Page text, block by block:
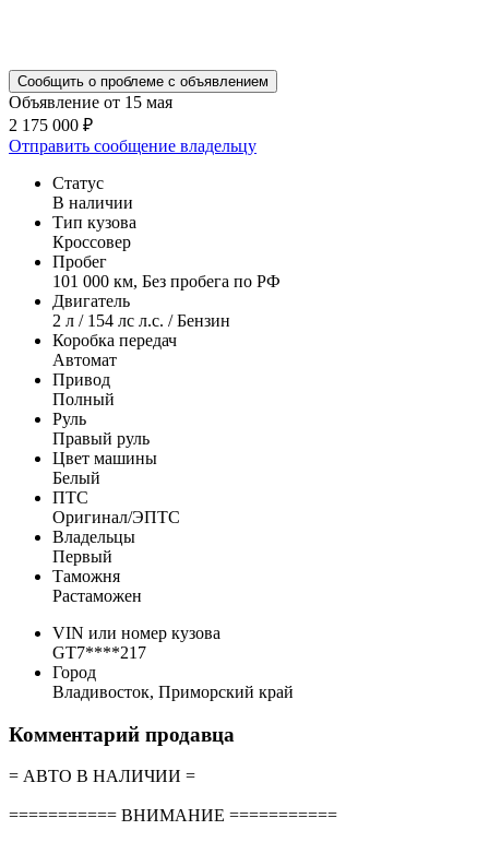
Сообщить о проблеме с объявлением
Объявление от 15 мая
2 175 000 ₽
Отправить сообщение владельцу
Статус
В наличии
Тип кузова
Кроссовер
Пробег
101 000 км, Без пробега по РФ
Двигатель
2 л / 154 лс л.с. / Бензин
Коробка передач
Автомат
Привод
Полный
Руль
Правый руль
Цвет машины
Белый
ПТС
Оригинал/ЭПТС
Владельцы
Первый
Таможня
Растаможен
VIN или номер кузова
GT7****217
Город
Владивосток, Приморский край
Комментарий продавца
= АВТО В НАЛИЧИИ =
=========== ВНИМАНИЕ ===========